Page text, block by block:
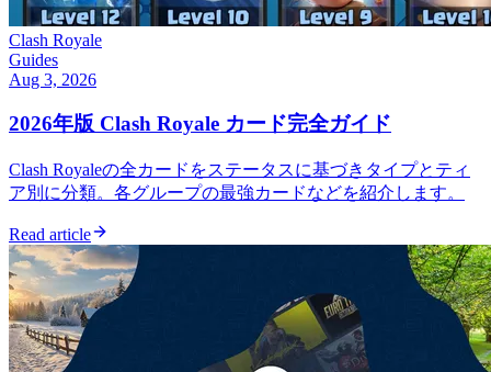
Clash Royale
Guides
Aug 3, 2026
2026年版 Clash Royale カード完全ガイド
Clash Royaleの全カードをステータスに基づきタイプとティ
ア別に分類。各グループの最強カードなどを紹介します。
Read article